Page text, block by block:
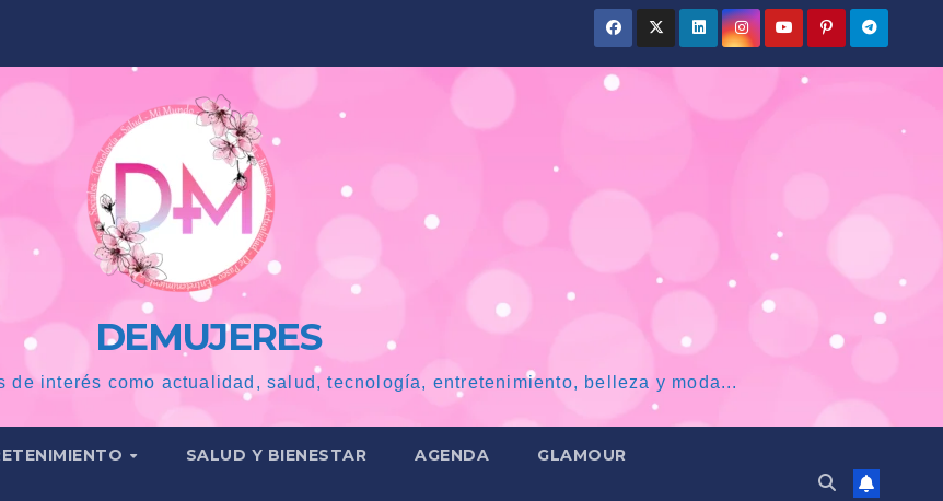
DEMUJERES
de interés como actualidad, salud, tecnología, entretenimiento, belleza y moda...
SALUD Y BIENESTAR AGENDA GLAMOUR